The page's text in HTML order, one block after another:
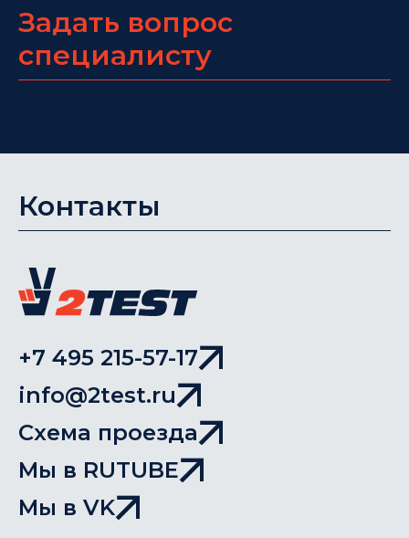
Задать вопрос
специалисту
Контакты
+7 495 215-57-17
info@2test.ru
Схема проезда
Мы в RUTUBE
Мы в VK